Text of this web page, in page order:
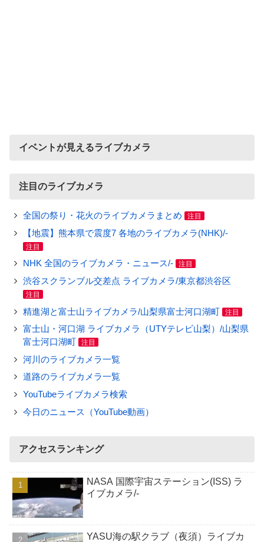
イベントが見えるライブカメラ
注目のライブカメラ
全国の祭り・花火のライブカメラまとめ 注目
【地震】熊本県で震度7 各地のライブカメラ(NHK)/-
注目
NHK 全国のライブカメラ・ニュース/- 注目
渋谷スクランブル交差点 ライブカメラ/東京都渋谷区
注目
精進湖と富士山ライブカメラ/山梨県富士河口湖町 注目
富士山・河口湖 ライブカメラ（UTYテレビ山梨）/山梨県
富士河口湖町
注目
河川のライブカメラ一覧
道路のライブカメラ一覧
YouTubeライブカメラ検索
今日のニュース（YouTube動画）
アクセスランキング
NASA 国際宇宙ステーション(ISS) ラ
イブカメラ/-
YASU海の駅クラブ（夜須）ライブカ